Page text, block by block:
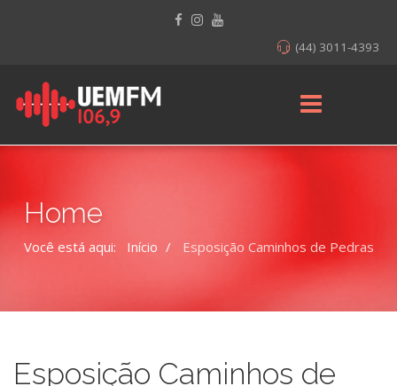
(44) 3011-4393
Home
Você está aqui: Início Esposição Caminhos de Pedras
Esposição Caminhos de